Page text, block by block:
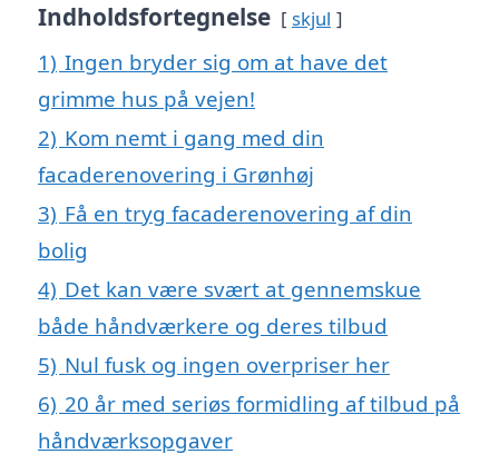
Indholdsfortegnelse skjul
1) Ingen bryder sig om at have det
grimme hus på vejen!
2) Kom nemt i gang med din
facaderenovering i Grønhøj
3) Få en tryg facaderenovering af din
bolig
4) Det kan være svært at gennemskue
både håndværkere og deres tilbud
5) Nul fusk og ingen overpriser her
6) 20 år med seriøs formidling af tilbud på
håndværksopgaver